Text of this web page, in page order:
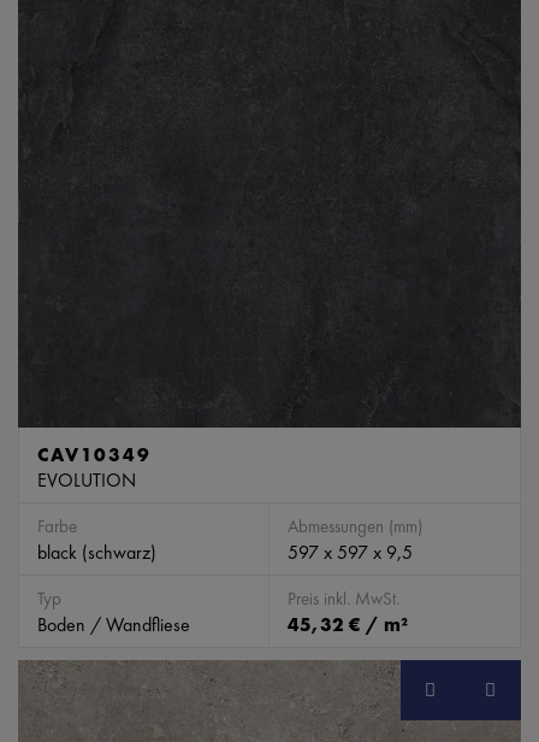
CAV10349
EVOLUTION
Farbe
black (schwarz)
Abmessungen (mm)
597 x 597 x 9,5
Typ
Boden / Wandfliese
Preis inkl. MwSt.
45,32 € / m²